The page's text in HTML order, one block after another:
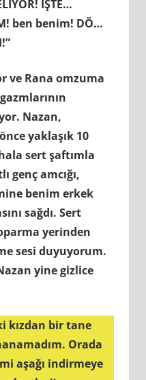
İŞTE…
ben benim! DÖ…
ve Rana omzuma
Nazan,
yaklaşık 10
sert şaftımla
genç amcığı,
benim erkek
sağdı. Sert
yerinden
sesi duyuyorum.
yine gizlice
kızdan bir tane
Orada
aşağı indirmeye